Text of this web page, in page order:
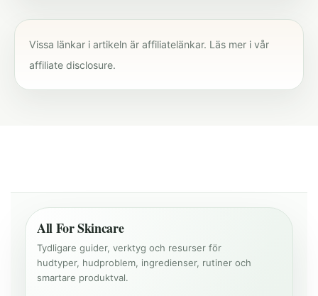
Vissa länkar i artikeln är affiliatelänkar. Läs mer i vår
affiliate disclosure.
All For Skincare
Tydligare guider, verktyg och resurser för
hudtyper, hudproblem, ingredienser, rutiner och
smartare produktval.